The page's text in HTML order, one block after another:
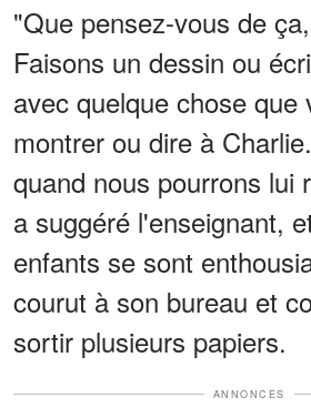
"Que pensez-vous de
Faisons un dessin ou
avec quelque chose que
montrer ou dire à
quand nous pourrons lui
a suggéré l'enseignant,
enfants se sont
courut à son bureau et
sortir plusieurs papiers.
ANNONCES